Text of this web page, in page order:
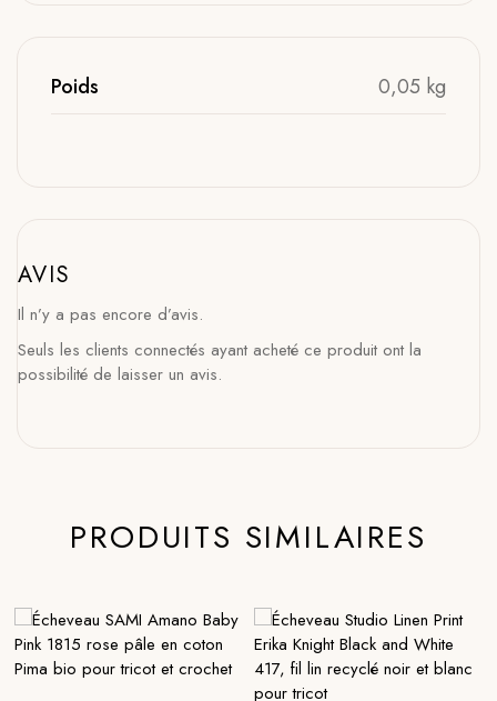
Poids 0,05 kg
AVIS
Il n’y a pas encore d’avis.
Seuls les clients connectés ayant acheté ce produit ont la
possibilité de laisser un avis.
PRODUITS SIMILAIRES